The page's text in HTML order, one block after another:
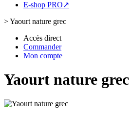
E-shop PRO↗
>Yaourt nature grec
Accès direct
Commander
Mon compte
Yaourt nature grec